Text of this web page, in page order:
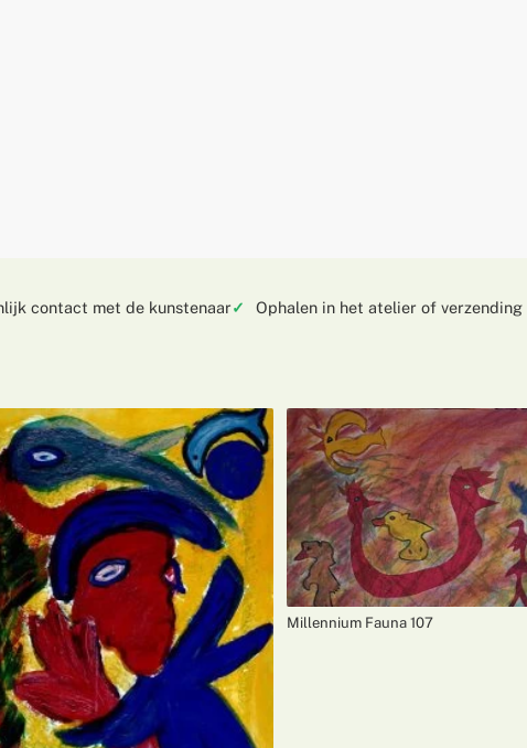
contact met de kunstenaar Ophalen in het atelier of verzending
Millennium Fauna 107